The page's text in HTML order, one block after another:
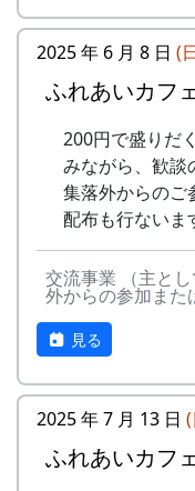
『広報かみ』
そもそも、棚
こんなもんです。
行わ
12月12日（日
村
餅つき
予定がころころ
が、気のせいでし
NASAのスペース
予定が変わります
作物が相手ですか
いうことで、どう
草刈り、
石垣
7月30日（日
き作業 ...
水田
あまごつ
川に
獲る
ョン
る。
案山子作
万年草挿
石垣
8月20日（日
2025 年 6 月 8 日 (
ふれあいカフ
200円で盛りだ
みながら、歓談
集落外からのご
配布も行ないま
交流事業 （主と
外からの参加また
見る
2025 年 7 月 13 日
ふれあいカフ